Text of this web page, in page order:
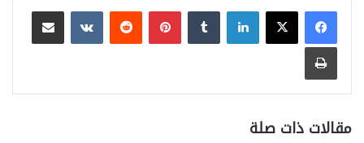
لينكدإن بينتيريست
مشاركة عبر البريد
طباعة
مقالات ذات صلة